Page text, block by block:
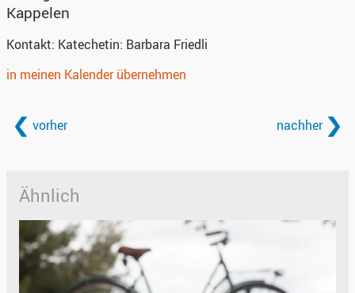
Kappelen
Kontakt: Katechetin: Barbara Friedli
in meinen Kalender übernehmen
vorher nachher
Ähnlich